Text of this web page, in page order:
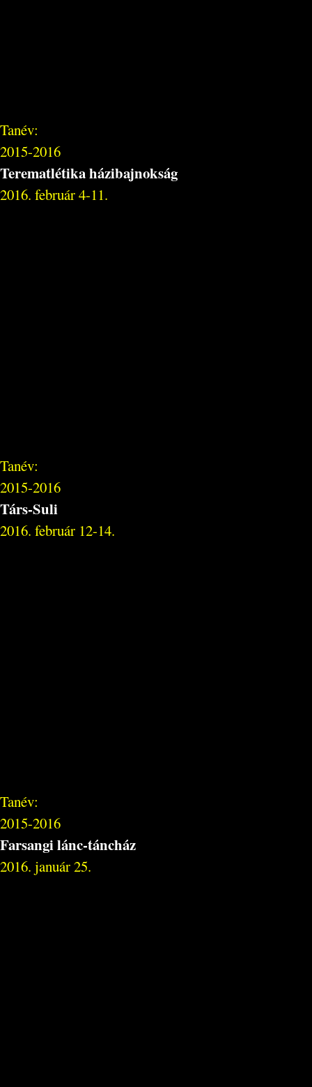
Tanév:
2015-2016
Terematlétika házibajnokság
2016. február 4-11.
Tanév:
2015-2016
Társ-Suli
2016. február 12-14.
Tanév:
2015-2016
Farsangi lánc-táncház
2016. január 25.